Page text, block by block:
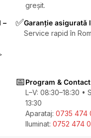
greșit.
–
✅Garanție asigurată
Service rapid în
📅Program & Contact
L–V: 08:30–18:30 •
13:30
Aparataj: 0735 474
Iluminat: 0752 474